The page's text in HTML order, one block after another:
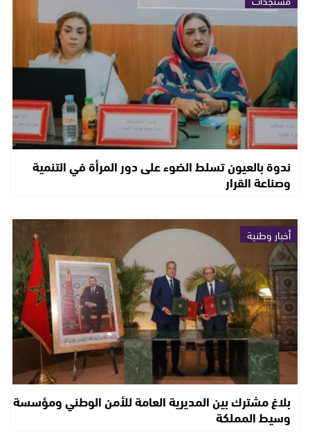
ندوة بالعيون تسلط الضوء على دور المرأة في التنمية
وصناعة القرار
أخبار وطنية
بلاغ مشترك بين المديرية العامة للأمن الوطني ومؤسسة
وسيط المملكة